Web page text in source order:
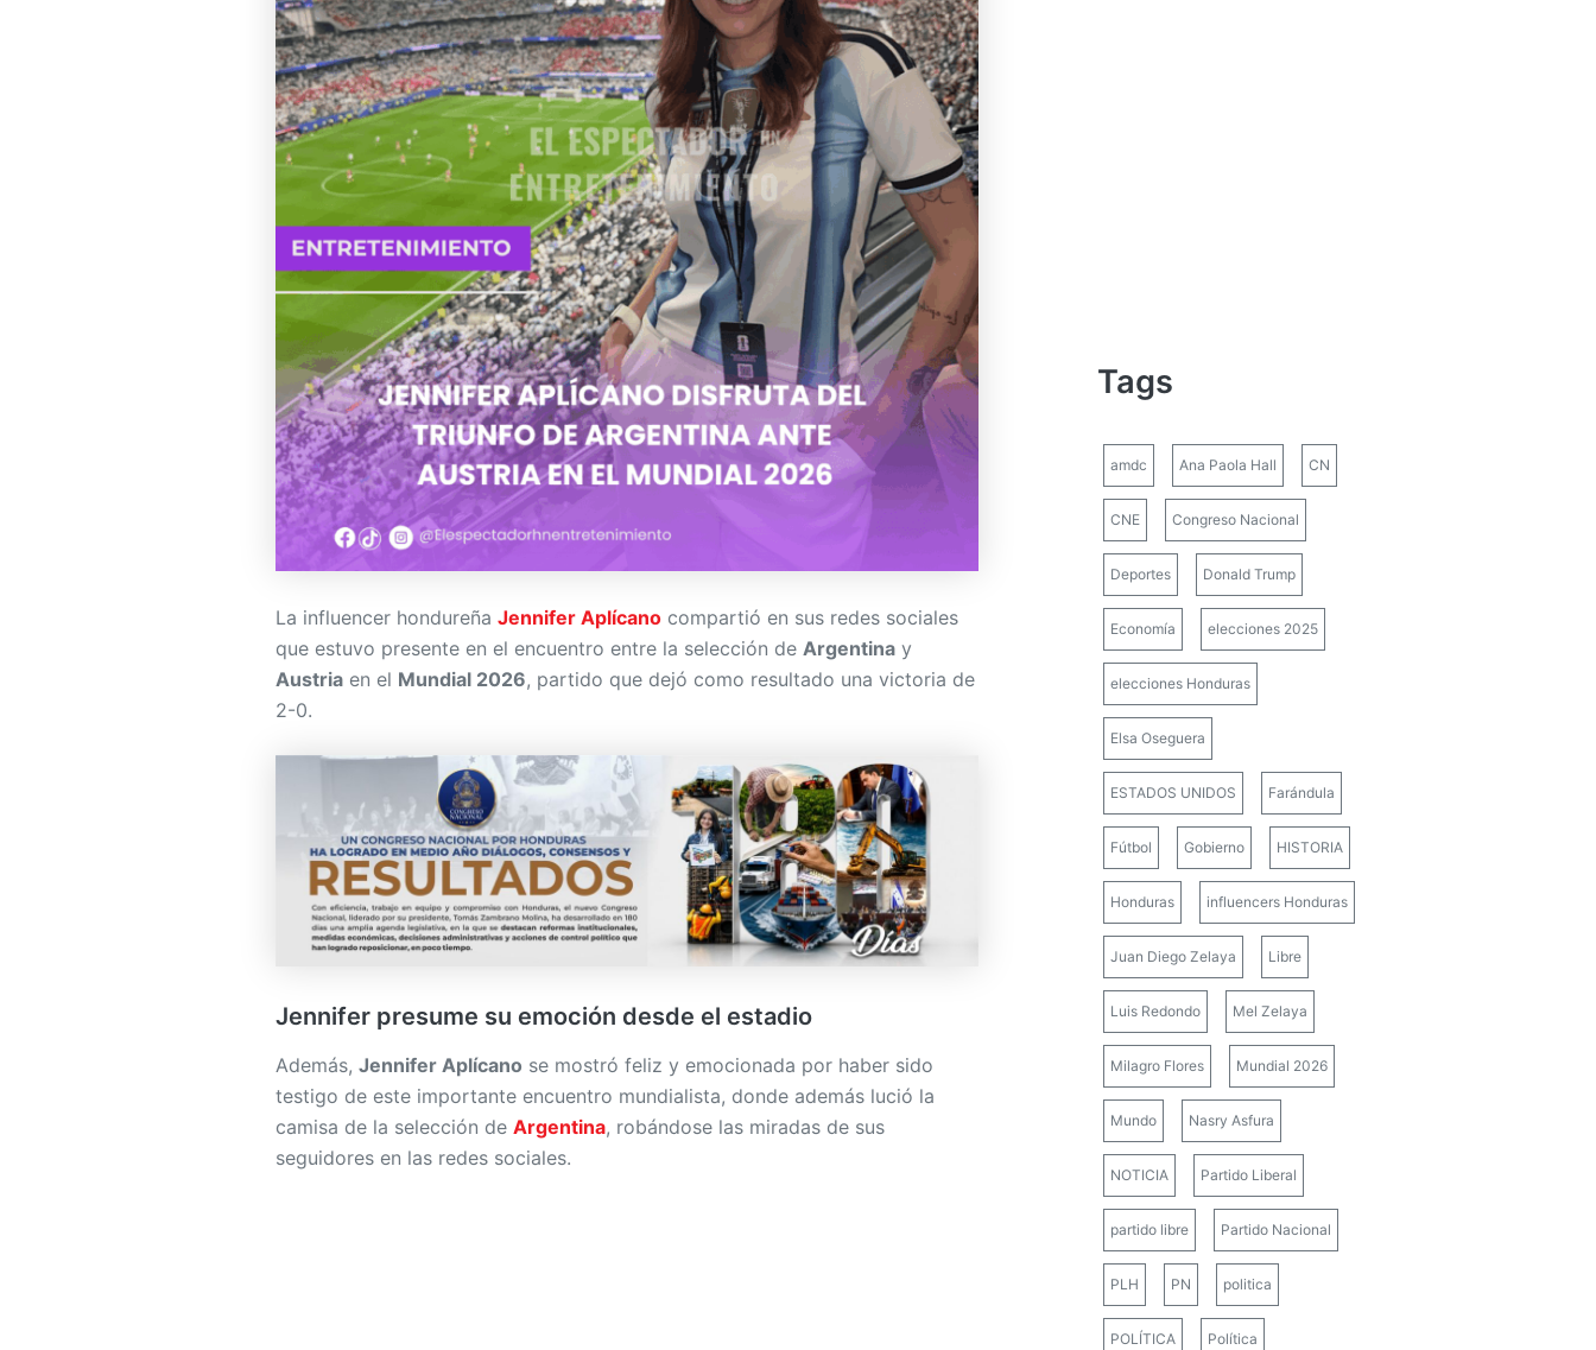
La influencer hondureña Jennifer Aplícano compartió en sus redes sociales
que estuvo presente en el encuentro entre la selección de Argentina y
Austria en el Mundial 2026, partido que dejó como resultado una victoria de
2-0.
Jennifer presume su emoción desde el estadio
Además, Jennifer Aplícano se mostró feliz y emocionada por haber sido
testigo de este importante encuentro mundialista, donde además lució la
camisa de la selección de Argentina, robándose las miradas de sus
seguidores en las redes sociales.
Tags
amdc Ana Paola Hall CN
CNE Congreso Nacional
Deportes Donald Trump
Economía elecciones 2025
elecciones Honduras
Elsa Oseguera
ESTADOS UNIDOS Farándula
Fútbol Gobierno HISTORIA
Honduras influencers Honduras
Juan Diego Zelaya Libre
Luis Redondo Mel Zelaya
Milagro Flores Mundial 2026
Mundo Nasry Asfura
NOTICIA Partido Liberal
partido libre Partido Nacional
PLH PN politica
POLÍTICA Política